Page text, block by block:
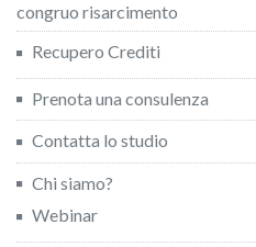
congruo risarcimento
Recupero Crediti
Prenota una consulenza
Contatta lo studio
Chi siamo?
Webinar